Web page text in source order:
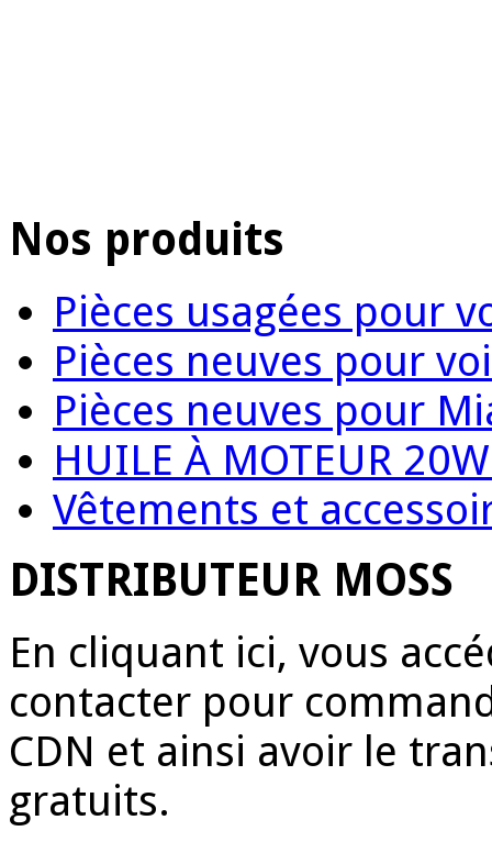
Nos produits
Pièces usagées pour
Pièces neuves pour
Pièces neuves pour
HUILE À MOTEUR
Vêtements et
DISTRIBUTEUR MOSS
En cliquant ici, vous
contacter pour
CDN et ainsi avoir le
gratuits.